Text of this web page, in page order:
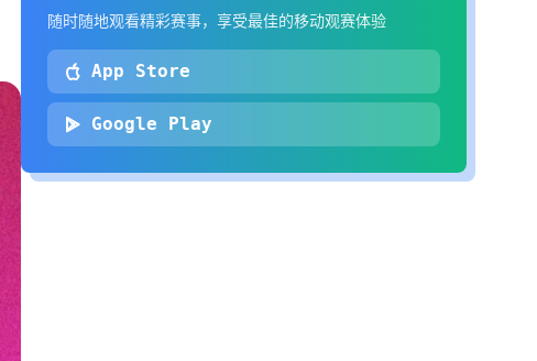
随时随地观看精彩赛事，享受最佳的移动观赛体验
App Store
Google Play